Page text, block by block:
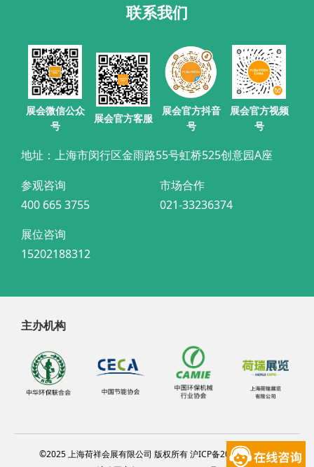
联系我们
展会微信公众
号
展会官方客服
展会官方抖音
号
展会官方视频
号
地址：上海市闵行区金雨路55号虹桥525创意园A座
参观咨询
400 665 3755
市场合作
021-33236374
展位咨询
15202188312
主办机构
©2025 上海荷祥会展有限公司 版权所有 沪ICP备20012314号-4